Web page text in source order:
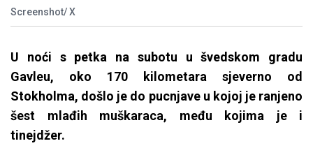
Screenshot/ X
U noći s petka na subotu u švedskom gradu
Gavleu, oko 170 kilometara sjeverno od
Stokholma, došlo je do pucnjave u kojoj je ranjeno
šest mlađih muškaraca, među kojima je i
tinejdžer.